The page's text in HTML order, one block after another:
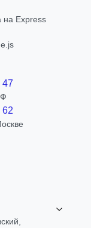
на Express
47
62